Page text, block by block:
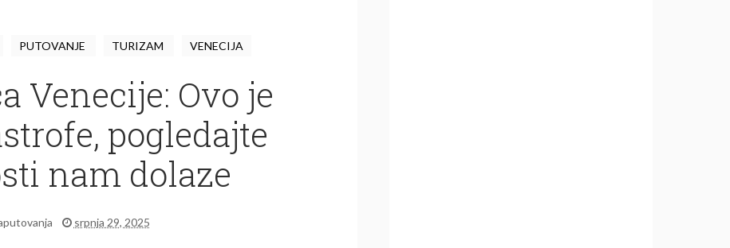
PUTOVANJE TURIZAM VENECIJA
Venecije: Ovo je
pogledajte
nam dolaze
srpnja 29, 2025